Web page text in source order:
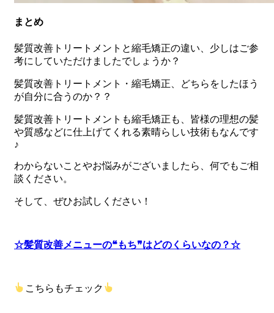
まとめ
髪質改善トリートメントと縮毛矯正の違い、少しはご参
考にしていただけましたでしょうか？
髪質改善トリートメント・縮毛矯正、どちらをしたほう
が自分に合うのか？？
髪質改善トリートメントも縮毛矯正も、皆様の理想の髪
や質感などに仕上げてくれる素晴らしい技術もなんです
♪
わからないことやお悩みがございましたら、何でもご相
談ください。
そして、ぜひお試しください！
☆髪質改善メニューの❝もち❞はどのくらいなの？☆
こちらもチェック